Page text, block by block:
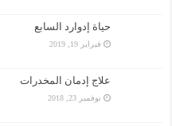
حياة إدوارد السابع
فبراير 19, 2019
علاج إدمان المخدرات
نوفمبر 23, 2018